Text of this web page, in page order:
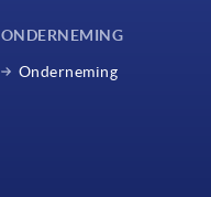
ONDERNEMING
Onderneming